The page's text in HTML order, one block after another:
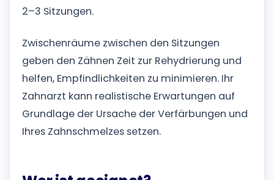
2–3 Sitzungen.
Zwischenräume zwischen den Sitzungen
geben den Zähnen Zeit zur Rehydrierung und
helfen, Empfindlichkeiten zu minimieren. Ihr
Zahnarzt kann realistische Erwartungen auf
Grundlage der Ursache der Verfärbungen und
Ihres Zahnschmelzes setzen.